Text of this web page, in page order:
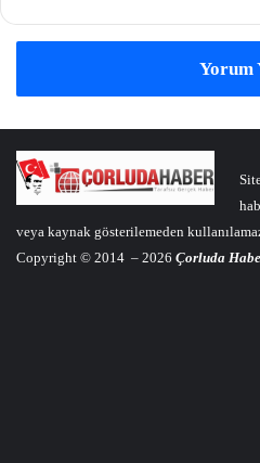
Yorum
veya kaynak gösterilemeden
Copyright © 2014 – 2026 Çorluda